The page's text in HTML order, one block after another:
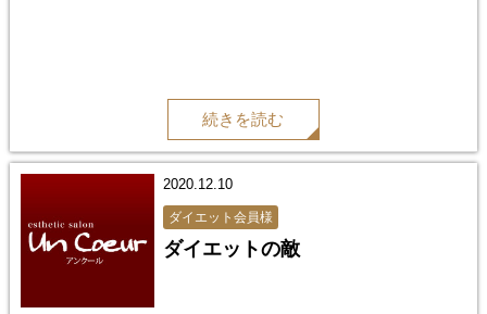
続きを読む
2020.12.10
ダイエット会員様
ダイエットの敵